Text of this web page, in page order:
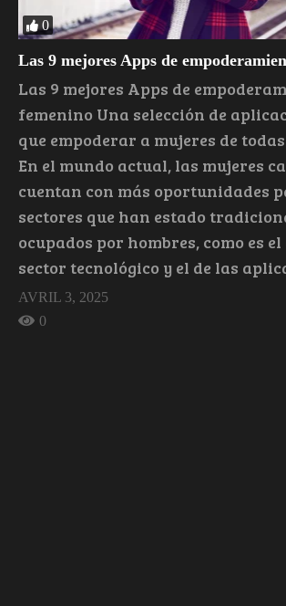
0
Las 9 mejores Apps de
Las 9 mejores Apps de
femenino Una selección de
que empoderar a mujeres de
En el mundo actual, las mujeres
cuentan con más oportunidades
sectores que han estado
ocupados por hombres, como es el
sector tecnológico y el de las
AVRIL 3, 2025
0